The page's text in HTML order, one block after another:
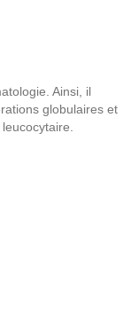
Ainsi, il
globulaires et